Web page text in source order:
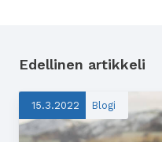
Edellinen artikkeli
15.3.2022 Blogi